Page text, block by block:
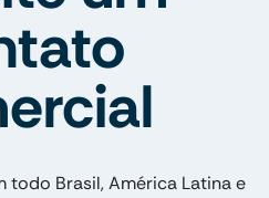
todo Brasil, América Latina e